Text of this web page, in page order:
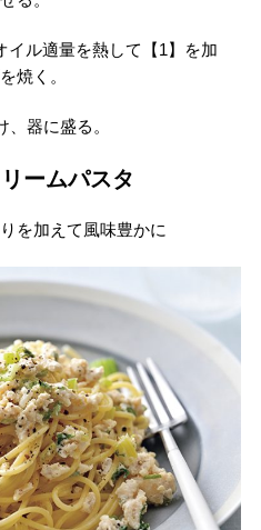
イル適量を熱して【1】を加
焼く。
、器に盛る。
ームパスタ
を加えて風味豊かに